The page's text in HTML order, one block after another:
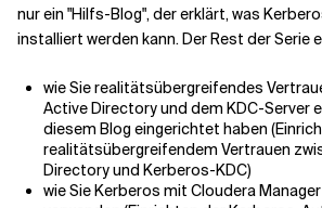
nur ein "Hilfs-Blog", der erklärt, was
installiert werden kann. Der Rest der Serie
wie Sie realitätsübergreifendes
Active Directory und dem KDC-Server
diesem Blog eingerichtet haben
realitätsübergreifendem Vertrauen
Directory und Kerberos-KDC)
wie Sie Kerberos mit Cloudera